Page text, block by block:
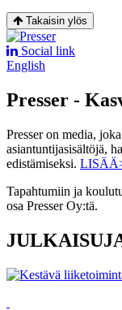
Takaisin ylös
Social link
English
Presser -
Presser on media,
asiantuntijasisältöjä,
edistämiseksi.
Tapahtumiin ja
osa Presser Oy:tä.